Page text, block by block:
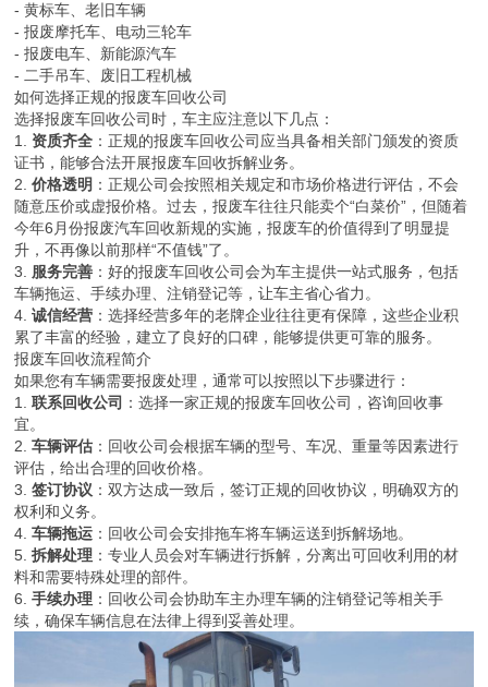
- 黄标车、老旧车辆
- 报废摩托车、电动三轮车
- 报废电车、新能源汽车
- 二手吊车、废旧工程机械
如何选择正规的报废车回收公司
选择报废车回收公司时，车主应注意以下几点：
1. 资质齐全 ：正规的报废车回收公司应当具备相关部门颁发的资质
证书，能够合法开展报废车回收拆解业务。
2.价格透明 ：正规公司会按照相关规定和市场价格进行评估，不会
随意压价或虚报价格。过去，报废车往往只能卖个“白菜价”，但随着
今年6月份报废汽车回收新规的实施，报废车的价值得到了明显提
升，不再像以前那样“不值钱”了。
3. 服务完善 ：好的报废车回收公司会为车主提供一站式服务，包括
车辆拖运、手续办理、注销登记等，让车主省心省力。
4.诚信经营 ：选择经营多年的老牌企业往往更有保障，这些企业积
累了丰富的经验，建立了良好的口碑，能够提供更可靠的服务。
报废车回收流程简介
如果您有车辆需要报废处理，通常可以按照以下步骤进行：
1.联系回收公司 ：选择一家正规的报废车回收公司，咨询回收事
宜。
2.车辆评估 ：回收公司会根据车辆的型号、车况、重量等因素进行
评估，给出合理的回收价格。
3.签订协议 ：双方达成一致后，签订正规的回收协议，明确双方的
权利和义务。
4.车辆拖运 ：回收公司会安排拖车将车辆运送到拆解场地。
5.拆解处理 ：专业人员会对车辆进行拆解，分离出可回收利用的材
料和需要特殊处理的部件。
6.手续办理 ：回收公司会协助车主办理车辆的注销登记等相关手
续，确保车辆信息在法律上得到妥善处理。